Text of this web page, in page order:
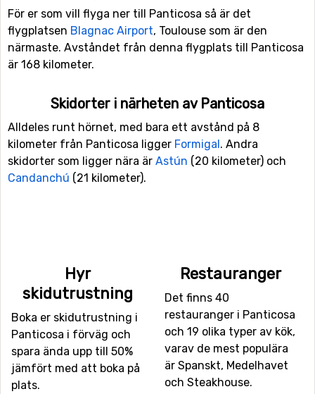
För er som vill flyga ner till Panticosa så är det
flygplatsen Blagnac Airport, Toulouse som är den
närmaste. Avståndet från denna flygplats till Panticosa
är 168 kilometer.
Skidorter i närheten av Panticosa
Alldeles runt hörnet, med bara ett avstånd på 8
kilometer från Panticosa ligger Formigal. Andra
skidorter som ligger nära är Astún (20 kilometer) och
Candanchú (21 kilometer).
Hyr
skidutrustning
Boka er skidutrustning i
Panticosa i förväg och
spara ända upp till 50%
jämfört med att boka på
plats.
Restauranger
Det finns 40
restauranger i Panticosa
och 19 olika typer av kök,
varav de mest populära
är Spanskt, Medelhavet
och Steakhouse.